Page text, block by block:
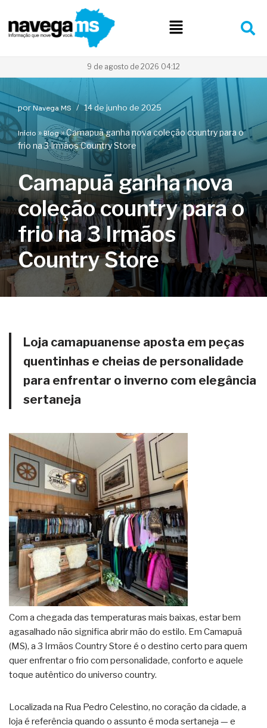
Pular
para
9 de agosto de 2026 04:12
por Navega MS 14 de junho de 2025
Início » Blog»Camapuã ganha nova coleção country para o
frio na 3 Irmãos Country Store
Camapuã ganha nova
coleção country para o
frio na 3 Irmãos
Country Store
Loja camapuanense aposta em peças
quentinhas e cheias de personalidade
para enfrentar o inverno com elegância
sertaneja
Com a chegada das temperaturas mais baixas, estar bem
agasalhado não significa abrir mão do estilo. Em Camapuã
(MS), a 3 Irmãos Country Store é o destino certo para quem
quer enfrentar o frio com personalidade, conforto e aquele
toque autêntico do universo country.
Localizada na Rua Pedro Celestino, no coração da cidade, a
loja é referência quando o assunto é moda sertaneja — e